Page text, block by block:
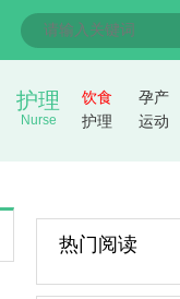
护理
Nurse
饮食
孕产
护理
运动
热门阅读